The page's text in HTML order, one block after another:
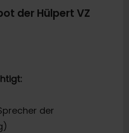
der Hülpert VZ
der